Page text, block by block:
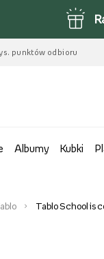
punktów odbioru
Albumy Kubki
Tablo School is